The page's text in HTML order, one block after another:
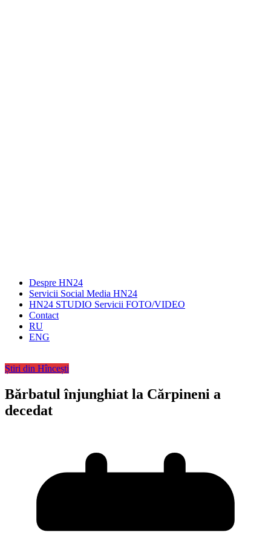
Despre HN24
Servicii Social Media HN24
HN24 STUDIO Servicii FOTO/VIDEO
Contact
RU
ENG
Știri din Hîncești
Bărbatul înjunghiat la Cărpineni a
decedat